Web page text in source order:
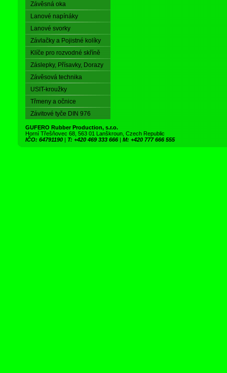
Závěsná oka
Lanové napínáky
Lanové svorky
Závlačky a Pojistné kolíky
Klíče pro rozvodné skříně
Záslepky, Přísavky, Dorazy
Závěsová technika
USIT-kroužky
Třmeny a očnice
Závitové tyče DIN 976
GUFERO Rubber Production, s.r.o.
Horní Třešňovec 68, 563 01 Lanškroun, Czech Republic
IČO: 64791190 | T: +420 469 333 666 | M: +420 777 666 555